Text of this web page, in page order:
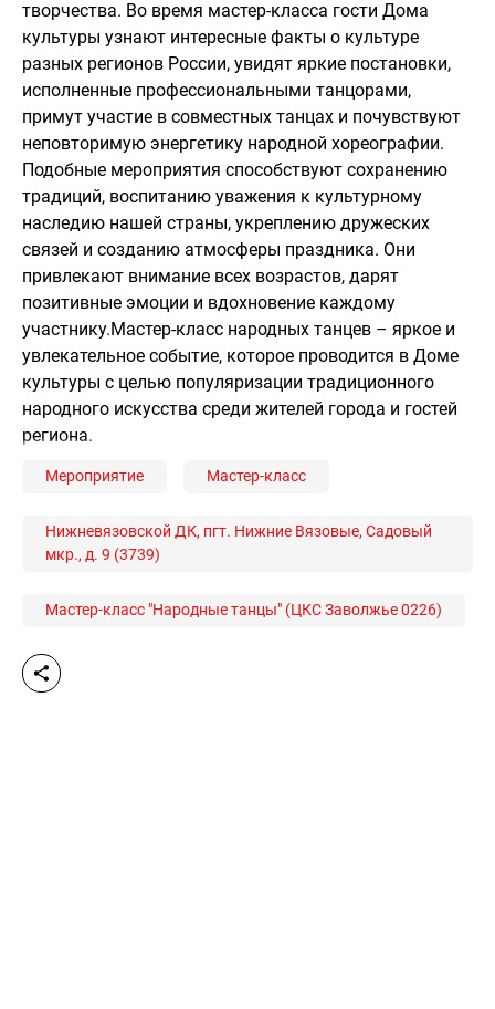
творчества. Во время мастер-класса гости Дома
культуры узнают интересные факты о культуре
разных регионов России, увидят яркие постановки,
исполненные профессиональными танцорами,
примут участие в совместных танцах и почувствуют
неповторимую энергетику народной хореографии.
Подобные мероприятия способствуют сохранению
традиций, воспитанию уважения к культурному
наследию нашей страны, укреплению дружеских
связей и созданию атмосферы праздника. Они
привлекают внимание всех возрастов, дарят
позитивные эмоции и вдохновение каждому
участнику.Мастер-класс народных танцев – яркое и
увлекательное событие, которое проводится в Доме
культуры с целью популяризации традиционного
народного искусства среди жителей города и гостей
региона.
Мероприятие Мастер-класс
Нижневязовской ДК, пгт. Нижние Вязовые, Садовый
мкр., д. 9 (3739)
Мастер-класс "Народные танцы" (ЦКС Заволжье 0226)